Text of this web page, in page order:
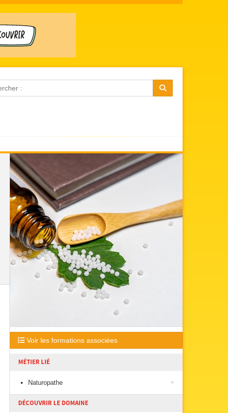
Voir les formations associées
MÉTIER LIÉ
Naturopathe
DÉCOUVRIR LE DOMAINE